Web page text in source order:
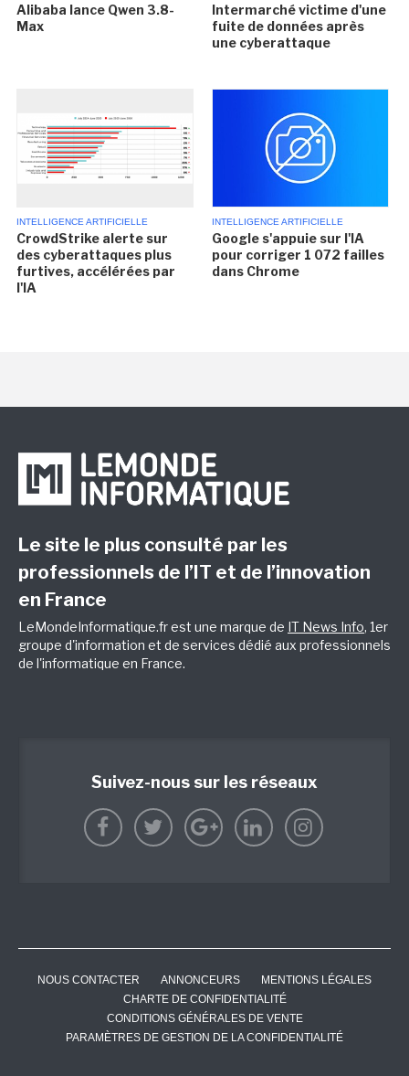
Alibaba lance Qwen 3.8-
Max
Intermarché victime d'une
fuite de données après
une cyberattaque
INTELLIGENCE ARTIFICIELLE
CrowdStrike alerte sur
des cyberattaques plus
furtives, accélérées par
l'IA
INTELLIGENCE ARTIFICIELLE
Google s'appuie sur l'IA
pour corriger 1 072 failles
dans Chrome
Le site le plus consulté par les
professionnels de l’IT et de l’innovation
en France
LeMondeInformatique.fr est une marque de IT News Info, 1er
groupe d'information et de services dédié aux professionnels
de l'informatique en France.
Suivez-nous sur les réseaux
NOUS CONTACTER ANNONCEURS
MENTIONS LÉGALES
CHARTE DE CONFIDENTIALITÉ
CONDITIONS GÉNÉRALES DE VENTE
PARAMÈTRES DE GESTION DE LA CONFIDENTIALITÉ